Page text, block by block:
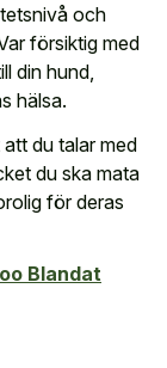
och
försiktig med
din hund,
hälsa.
du talar med
du ska mata
för deras
Blandat